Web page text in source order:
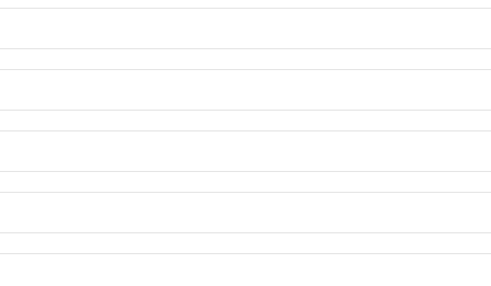
essere stati al freddo e, anche se generalmente
includono:
rosso al blu scuro, accompagnati da dolore
essere diversi e alcune persone sono più a rischio di
includono:
includono:
comparsa dei geloni
per valutare l’eventuale comparsa di complicazioni.
per escludere altre malattie.
due settimane senza cure. Per alleviare il prurito può